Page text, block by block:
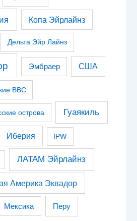
Копа Эйрлайнз
Дельта Эйр Лайнз
Эмбраер США
ВВС
острова Гуаякиль
Иберия IPW
ЛАТАМ Эйрлайнз
Америка Эквадор
Мексика Перу